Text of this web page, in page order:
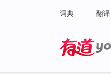
词典 翻译